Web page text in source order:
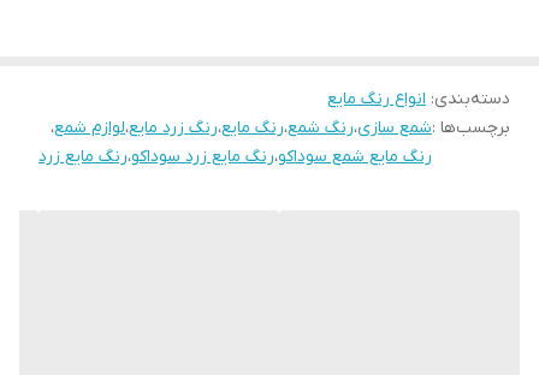
دسته‌بندی: انواع رنگ مایع
برچسب‌ها :شمع سازی،رنگ شمع،رنگ مایع،رنگ زرد مایع،لوازم شمع،
رنگ مایع شمع سوداکو،رنگ مایع زرد سوداکو،رنگ مایع زرد